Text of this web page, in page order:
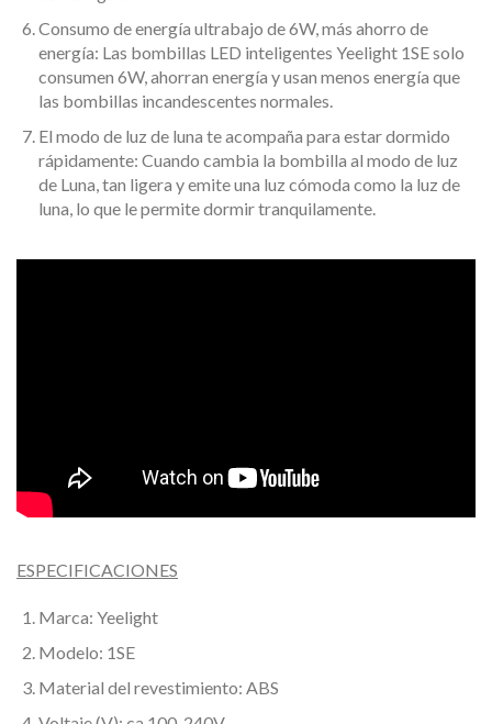
Consumo de energía ultrabajo de 6W, más ahorro de
energía: Las bombillas LED inteligentes Yeelight 1SE solo
consumen 6W, ahorran energía y usan menos energía que
las bombillas incandescentes normales.
El modo de luz de luna te acompaña para estar dormido
rápidamente: Cuando cambia la bombilla al modo de luz
de Luna, tan ligera y emite una luz cómoda como la luz de
luna, lo que le permite dormir tranquilamente.
ESPECIFICACIONES
Marca: Yeelight
Modelo: 1SE
Material del revestimiento: ABS